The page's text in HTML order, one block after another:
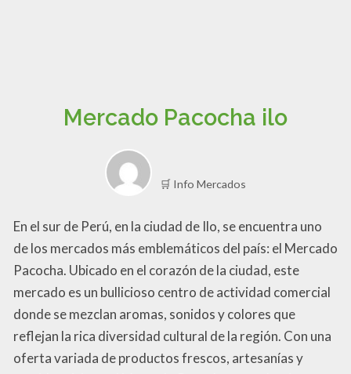
Mercado Pacocha ilo
🛒 Info Mercados
En el sur de Perú, en la ciudad de Ilo, se encuentra uno
de los mercados más emblemáticos del país: el Mercado
Pacocha. Ubicado en el corazón de la ciudad, este
mercado es un bullicioso centro de actividad comercial
donde se mezclan aromas, sonidos y colores que
reflejan la rica diversidad cultural de la región. Con una
oferta variada de productos frescos, artesanías y